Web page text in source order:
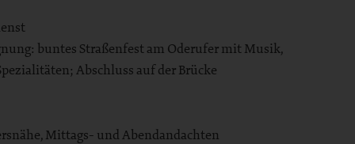
buntes Straßenfest am Oderufer mit Musik,
Abschluss auf der Brücke
Mittags- und Abendandachten